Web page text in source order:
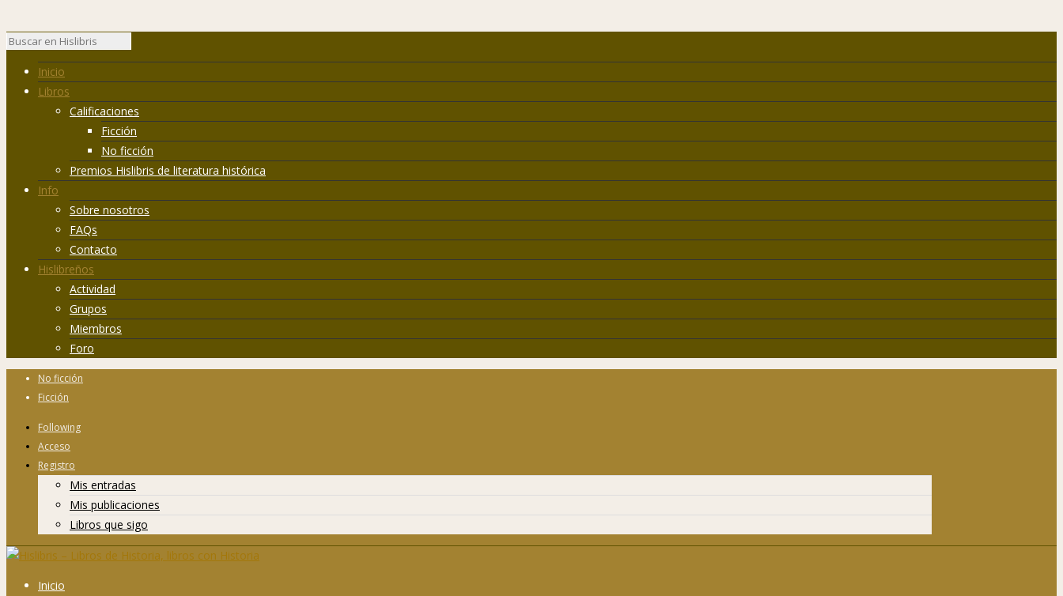
Inicio
Libros
Calificaciones
Ficción
No ficción
Premios Hislibris de literatura histórica
Info
Sobre nosotros
FAQs
Contacto
Hislibreños
Actividad
Grupos
Miembros
Foro
No ficción
Ficción
Following
Acceso
Registro
Mis entradas
Mis publicaciones
Libros que sigo
Inicio